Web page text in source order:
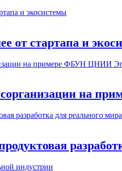
от стартапа и
на